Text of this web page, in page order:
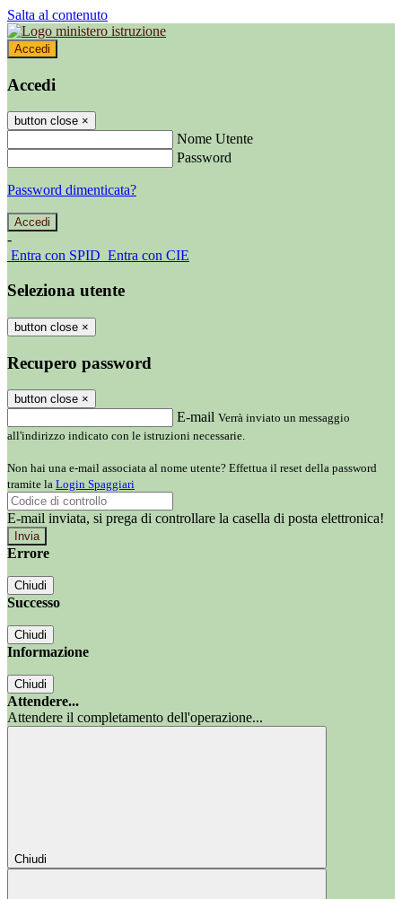
Salta al contenuto
Accedi
Accedi
button close ×
Nome Utente
Password
Password dimenticata?
-
Entra con SPID Entra con CIE
Seleziona utente
button close ×
Recupero password
button close ×
E-mail Verrà inviato un messaggio
all'indirizzo indicato con le istruzioni necessarie.
Non hai una e-mail associata al nome utente? Effettua il reset della password
tramite la Login Spaggiari
E-mail inviata, si prega di controllare la casella di posta elettronica!
Errore
Chiudi
Successo
Chiudi
Informazione
Chiudi
Attendere...
Attendere il completamento dell'operazione...
Chiudi